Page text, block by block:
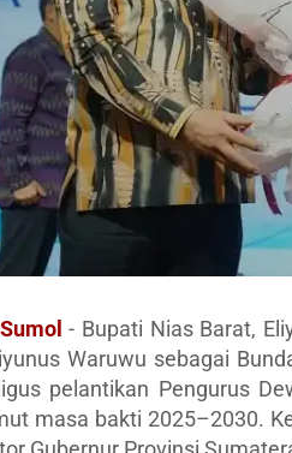
- Bupati Nias Barat,
Waruwu sebagai
pelantikan Pengurus
masa bakti 2025–2030.